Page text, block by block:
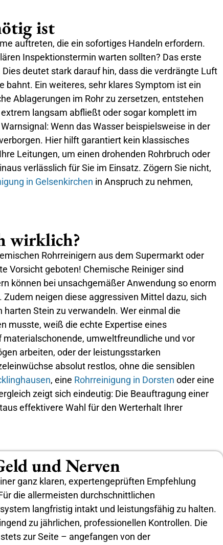
ist
auftreten, die ein sofortiges Handeln erfordern.
Inspektionstermin warten sollten? Das erste
deutet stark darauf hin, dass die verdrängte Luft
bahnt. Ein weiteres, sehr klares Symptom ist ein
Ablagerungen im Rohr zu zersetzen, entstehen
langsam abfließt oder sogar komplett im
Wenn das Wasser beispielsweise in der
Hier hilft garantiert kein klassisches
Leitungen, um einen drohenden Rohrbruch oder
verlässlich für Sie im Einsatz. Zögern Sie nicht,
in Gelsenkirchen in Anspruch zu nehmen,
wirklich?
Rohrreinigern aus dem Supermarkt oder
Vorsicht geboten! Chemische Reiniger sind
können bei unsachgemäßer Anwendung so enorm
neigen diese aggressiven Mittel dazu, sich
Stein zu verwandeln. Wer einmal die
musste, weiß die echte Expertise eines
umweltfreundliche und vor
arbeiten, oder der leistungsstarken
absolut restlos, ohne die sensiblen
, eine Rohrreinigung in Dorsten oder eine
zeigt sich eindeutig: Die Beauftragung einer
effektivere Wahl für den Werterhalt Ihrer
und Nerven
ganz klaren, expertengeprüften Empfehlung
die allermeisten durchschnittlichen
langfristig intakt und leistungsfähig zu halten.
zu jährlichen, professionellen Kontrollen. Die
zur Seite – angefangen von der